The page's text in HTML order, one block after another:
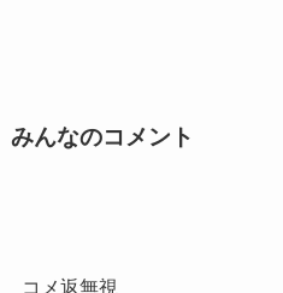
みんなのコメント
コメ返無視